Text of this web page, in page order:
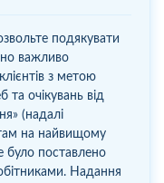
подякувати
важливо
з метою
та очікувань від
(надалі
на найвищому
було поставлено
Надання